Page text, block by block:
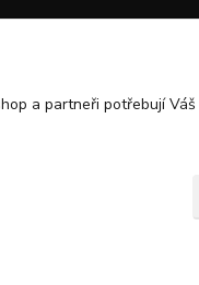
a partneři potřebují Váš